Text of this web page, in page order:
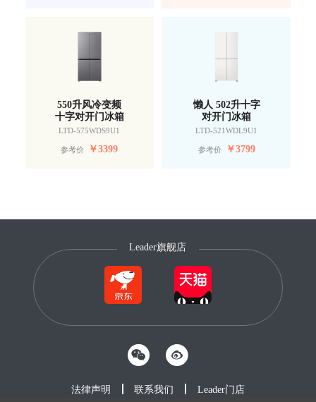
550升风冷变频
十字对开门冰箱
LTD-575WDS9U1
参考价 ￥3399
懒人 502升十字
对开门冰箱
LTD-521WDL9U1
参考价 ￥3799
Leader旗舰店
法律声明 联系我们 Leader门店